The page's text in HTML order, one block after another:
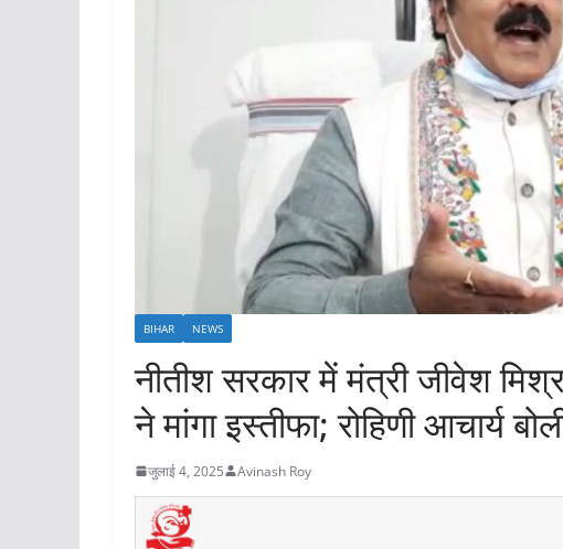
BIHAR NEWS
नीतीश सरकार में मंत्री जीवेश
ने मांगा इस्तीफा; रोहिणी आचार्य
जुलाई 4, 2025 Avinash Roy